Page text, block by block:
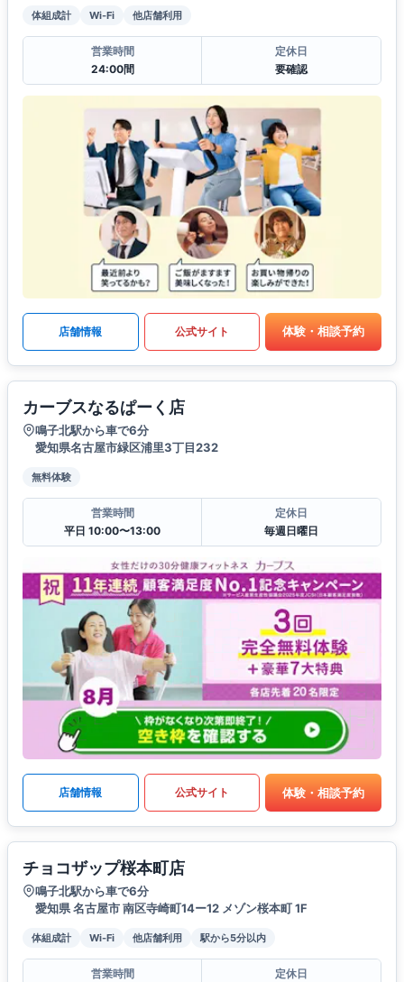
体組成計 Wi-Fi 他店舗利用
営業時間
24:00間
定休日
要確認
店舗情報 公式サイト 体験・相談予約
カーブスなるぱーく店
鳴子北駅から車で6分
愛知県名古屋市緑区浦里3丁目232
無料体験
営業時間
平日 10:00〜13:00
定休日
毎週日曜日
店舗情報 公式サイト 体験・相談予約
チョコザップ桜本町店
鳴子北駅から車で6分
愛知県 名古屋市 南区寺崎町14ー12 メゾン桜本町 1F
体組成計 Wi-Fi 他店舗利用 駅から5分以内
営業時間
定休日